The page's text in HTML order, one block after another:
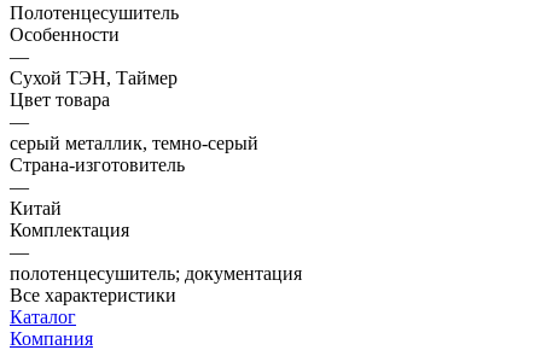
Полотенцесушитель
Особенности
—
Сухой ТЭН, Таймер
Цвет товара
—
серый металлик, темно-серый
Страна-изготовитель
—
Китай
Комплектация
—
полотенцесушитель; документация
Все характеристики
Каталог
Компания